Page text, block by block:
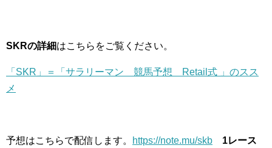
SKRの詳細はこちらをご覧ください。
「SKR」＝「サラリーマン 競馬予想 Retail式 」のスス
メ
予想はこちらで配信します。 https://note.mu/skb
1レース